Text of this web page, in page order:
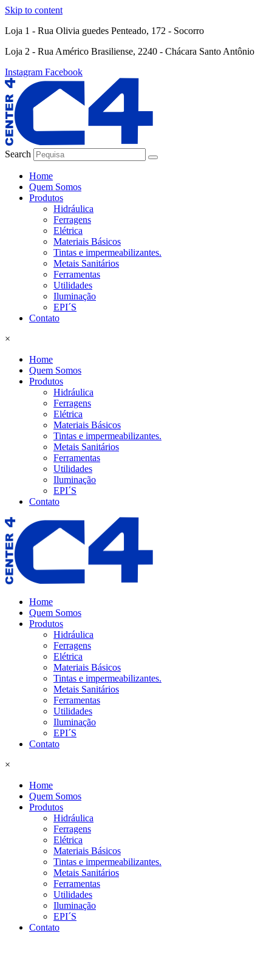
Skip to content
Loja 1 - Rua Olivia guedes Penteado, 172 - Socorro
Loja 2 - Rua Américo Brasiliense, 2240 - Chácara Santo Antônio
Instagram Facebook
Search
Home
Quem Somos
Produtos
Hidráulica
Ferragens
Elétrica
Materiais Básicos
Tintas e impermeabilizantes.
Metais Sanitários
Ferramentas
Utilidades
Iluminação
EPI´S
Contato
×
Home
Quem Somos
Produtos
Hidráulica
Ferragens
Elétrica
Materiais Básicos
Tintas e impermeabilizantes.
Metais Sanitários
Ferramentas
Utilidades
Iluminação
EPI´S
Contato
Home
Quem Somos
Produtos
Hidráulica
Ferragens
Elétrica
Materiais Básicos
Tintas e impermeabilizantes.
Metais Sanitários
Ferramentas
Utilidades
Iluminação
EPI´S
Contato
×
Home
Quem Somos
Produtos
Hidráulica
Ferragens
Elétrica
Materiais Básicos
Tintas e impermeabilizantes.
Metais Sanitários
Ferramentas
Utilidades
Iluminação
EPI´S
Contato